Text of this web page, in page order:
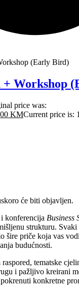
Workshop
price was:
KMCurrent price is:
će biti objavljen.
konferencija Business
strukturu. Svaki
šire priče koja vas
budućnosti.
tematske
i pažljivo kreirani
konkretne